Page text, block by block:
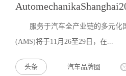
服务于汽车全产业链的多元化
(AMS)将于11月26至29日，在...
头条 汽车品牌圈